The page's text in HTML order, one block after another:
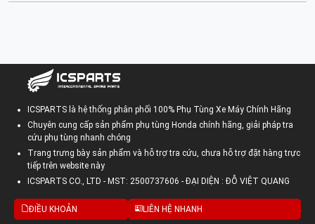
ICSPARTS là hệ thống phân phối 100% Phụ Tùng Xe Máy Chính Hãng
Chuyên cung cấp sản phẩm phụ tùng Honda chính hãng, giải pháp tra
cứu phụ tùng nhanh chóng
Trang trưng bày sản phẩm và hỗ trợ tra cứu, chưa hỗ trợ đặt hàng trực
tiếp trên website này
ICSPARTS CO., LTD - MST: 2500737606 - ĐẠI DIỆN : ĐỖ VIỆT QUANG
ĐIỀU KHOẢN LIÊN HỆ NHANH